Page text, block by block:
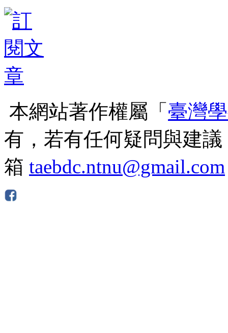
本網站著作權屬「 臺灣
有，若有任何疑問與建
箱 taebdc.ntnu@gmail.com